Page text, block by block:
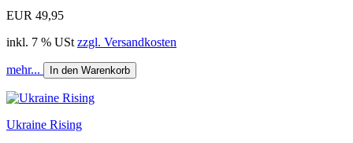
EUR 49,95
inkl. 7 % USt zzgl. Versandkosten
mehr... In den Warenkorb
Ukraine Rising